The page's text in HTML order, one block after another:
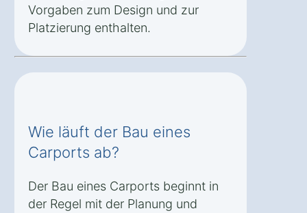
Vorgaben zum Design und zur
Platzierung enthalten.
Wie läuft der Bau eines
Carports ab?
Der Bau eines Carports beginnt in
der Regel mit der Planung und